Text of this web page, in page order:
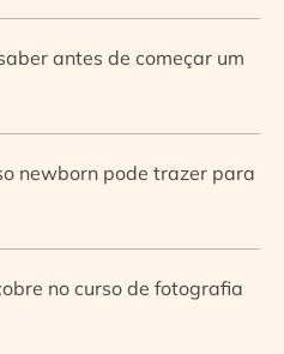
antes de começar um
newborn pode trazer para
no curso de fotografia